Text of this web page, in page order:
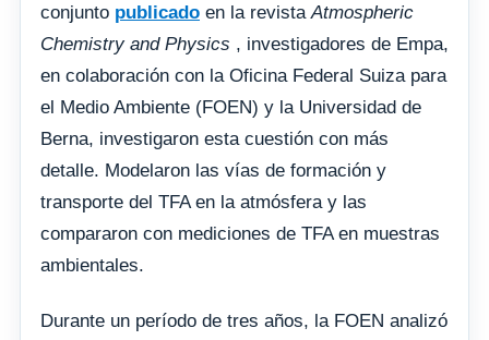
conjunto publicado en la revistaAtmospheric
Chemistry and Physics , investigadores de Empa,
en colaboración con la Oficina Federal Suiza para
el Medio Ambiente (FOEN) y la Universidad de
Berna, investigaron esta cuestión con más
detalle. Modelaron las vías de formación y
transporte del TFA en la atmósfera y las
compararon con mediciones de TFA en muestras
ambientales.
Durante un período de tres años, la FOEN analizó